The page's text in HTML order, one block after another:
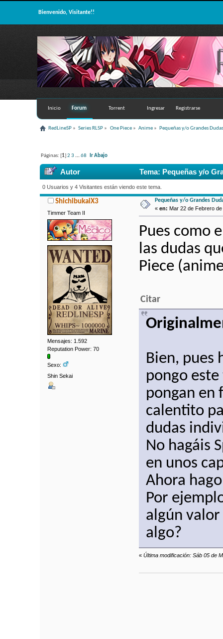
Bienvenido, Visitante!!
Inicio Forum Torrent Ingresar Registrarse
RedLineSP » Series RLSP » One Piece» Anime » Pequeñas y/o Grandes
Páginas: [ 1] 2 3 ...68 Ir Abajo
Autor Tema: Pequeñas y/o
0 Usuarios y 4 Visitantes están viendo este tema.
ShichibukaiX3
Timmer Team II
Mensajes: 1.592
Reputation Power: 70
Sexo:
Shin Sekai
Pequeñas y/o Grandes
«en: Mar 22 de Febrero
Pues como
las dudas
Piece
Citar
Bien, pues
pongo
pongan en
calentito
dudas
No hagáis
en unos
Ahora
Por
algún
algo?
«Última modificación: Sáb 05 de